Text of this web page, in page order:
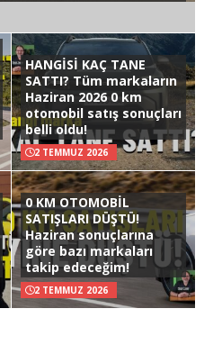
HANGİSİ KAÇ TANE
SATTI? Tüm markaların
Haziran 2026 0 km
otomobil satış sonuçları
belli oldu!
2 TEMMUZ 2026
0 KM OTOMOBİL
SATIŞLARI DÜŞTÜ!
Haziran sonuçlarına
göre bazı markaları
takip edeceğim!
2 TEMMUZ 2026